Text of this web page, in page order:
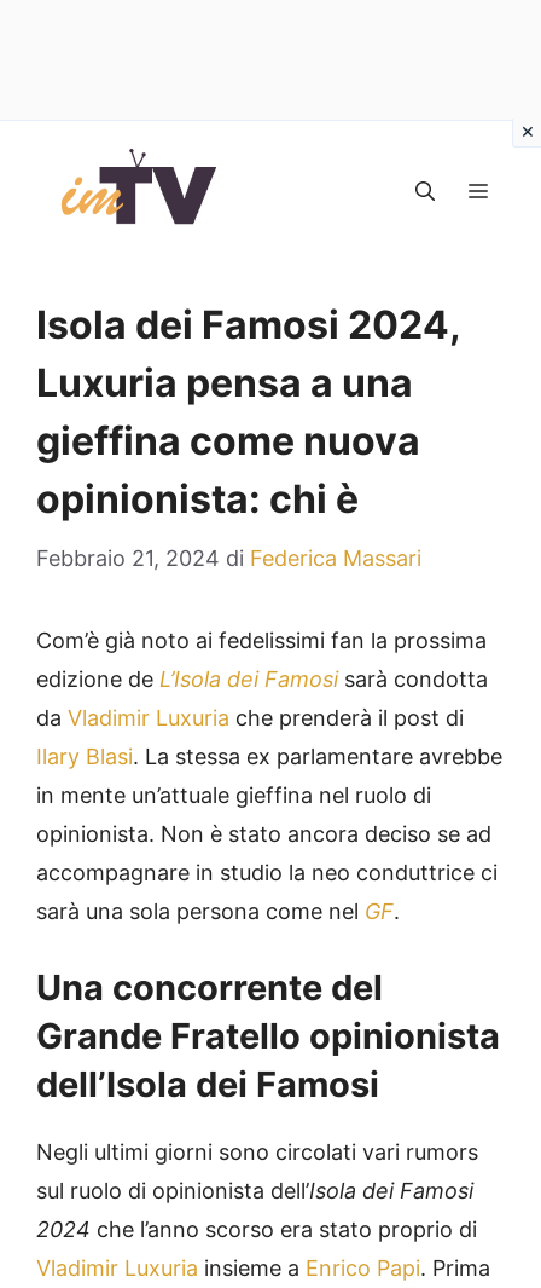
contenuto
Isola dei Famosi 2024,
Luxuria pensa a una
gieffina come nuova
opinionista: chi è
Febbraio 21, 2024 di Federica Massari
Com’è già noto ai fedelissimi fan la prossima
edizione de L’Isola dei Famosisarà condotta
da Vladimir Luxuria che prenderà il post di
Ilary Blasi. La stessa ex parlamentare avrebbe
in mente un’attuale gieffina nel ruolo di
opinionista. Non è stato ancora deciso se ad
accompagnare in studio la neo conduttrice ci
sarà una sola persona come nel GF.
Una concorrente del
Grande Fratello opinionista
dell’Isola dei Famosi
Negli ultimi giorni sono circolati vari rumors
sul ruolo di opinionista dell’Isola dei Famosi
2024 che l’anno scorso era stato proprio di
Vladimir Luxuria insieme a Enrico Papi. Prima